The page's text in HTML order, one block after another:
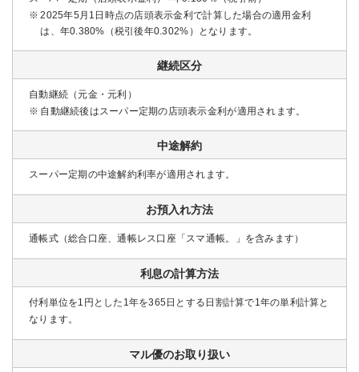
2025年5月1日時点の店頭表示金利で計算した場合の適用金利
は、年0.380%（税引後年0.302%）となります。
継続区分
自動継続（元金・元利）
自動継続後はスーパー定期の店頭表示金利が適用されます。
中途解約
スーパー定期の中途解約利率が適用されます。
お預入れ方法
通帳式（総合口座、通帳レス口座「スマ通帳。」を含みます）
利息の計算方法
付利単位を1円とした1年を365日とする日割計算で1年の単利計算と
なります。
マル優のお取り扱い